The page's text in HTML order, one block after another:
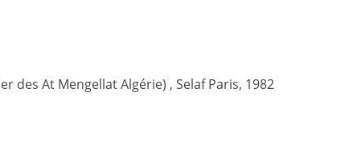
des At Mengellat Algérie) , Selaf Paris, 1982